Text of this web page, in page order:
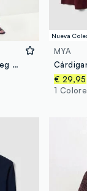
Pantalón rojo wide leg en mezcla de viscosa
Nueva
MYA
€ 29,95
1